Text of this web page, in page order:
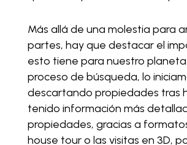
Más allá de una molestia para
partes, hay que destacar el
esto tiene para nuestro
proceso de búsqueda, lo
descartando propiedades tras
tenido información más
propiedades, gracias a
house tour o las visitas en 3D,